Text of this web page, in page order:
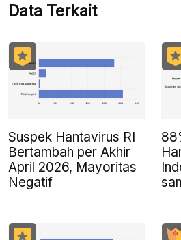
Data Terkait
Suspek Hantavirus RI
Bertambah per Akhir
April 2026, Mayoritas
Negatif